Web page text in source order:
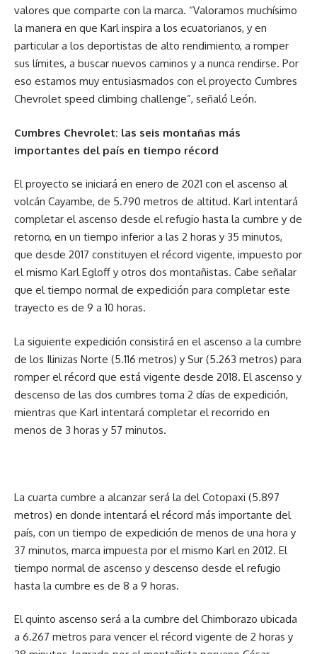
valores que comparte con la marca. “Valoramos muchísimo
la manera en que Karl inspira a los ecuatorianos, y en
particular a los deportistas de alto rendimiento, a romper
sus límites, a buscar nuevos caminos y a nunca rendirse. Por
eso estamos muy entusiasmados con el proyecto Cumbres
Chevrolet speed climbing challenge”, señaló León.
Cumbres Chevrolet: las seis montañas más
importantes del país en tiempo récord
El proyecto se iniciará en enero de 2021 con el ascenso al
volcán Cayambe, de 5.790 metros de altitud. Karl intentará
completar el ascenso desde el refugio hasta la cumbre y de
retorno, en un tiempo inferior a las 2 horas y 35 minutos,
que desde 2017 constituyen el récord vigente, impuesto por
el mismo Karl Egloff y otros dos montañistas. Cabe señalar
que el tiempo normal de expedición para completar este
trayecto es de 9 a 10 horas.
La siguiente expedición consistirá en el ascenso a la cumbre
de los Ilinizas Norte (5.116 metros) y Sur (5.263 metros) para
romper el récord que está vigente desde 2018. El ascenso y
descenso de las dos cumbres toma 2 días de expedición,
mientras que Karl intentará completar el recorrido en
menos de 3 horas y 57 minutos.
La cuarta cumbre a alcanzar será la del Cotopaxi (5.897
metros) en donde intentará el récord más importante del
país, con un tiempo de expedición de menos de una hora y
37 minutos, marca impuesta por el mismo Karl en 2012. El
tiempo normal de ascenso y descenso desde el refugio
hasta la cumbre es de 8 a 9 horas.
El quinto ascenso será a la cumbre del Chimborazo ubicada
a 6.267 metros para vencer el récord vigente de 2 horas y